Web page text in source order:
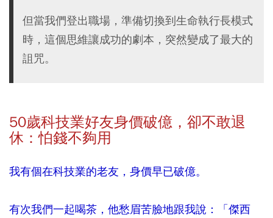
但當我們登出職場，準備切換到生命執行長模式
時，這個思維讓成功的劇本，突然變成了最大的
詛咒。
50歲科技業好友身價破億，卻不敢退
休：怕錢不夠用
我有個在科技業的老友，身價早已破億。
有次我們一起喝茶，他愁眉苦臉地跟我說：「傑西